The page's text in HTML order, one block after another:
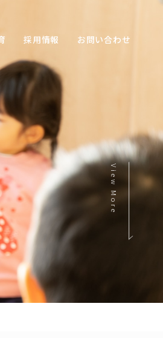
採用情報 お問い合わせ
View More